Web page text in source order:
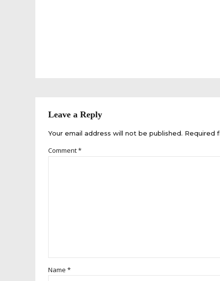
Leave a Reply
Your email address will not be published. Required
Comment*
Name *